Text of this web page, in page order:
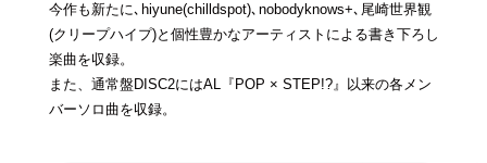
今作も新たに､hiyune(chilldspot)､nobodyknows+､尾崎世界観
(クリープハイプ)と個性豊かなアーティストによる書き下ろし
楽曲を収録。
また、通常盤DISC2にはAL『POP × STEP!?』以来の各メン
バーソロ曲を収録。